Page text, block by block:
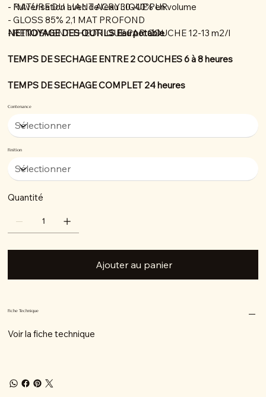
- NATURE DU LIANT ACRYLIQUE PUR
- GLOSS 85% 2,1 MAT PROFOND
- RENDEMENT THEORIQUE PAR COUCHE 12-13 m2/l
- Pulvérisation avec de l'eau 30-40% en volume
NETTOYAGE DES OUTILS Eau potable
TEMPS DE SECHAGE ENTRE 2 COUCHES 6 à 8 heures
TEMPS DE SECHAGE COMPLET 24 heures
Contenance
Finition
Quantité
Ajouter au panier
Fiche Technique
Voir la fiche technique